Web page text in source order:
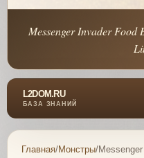
Messenger Invader
L2DOM.RU
БАЗА ЗНАНИЙ
Главная/Монстры/